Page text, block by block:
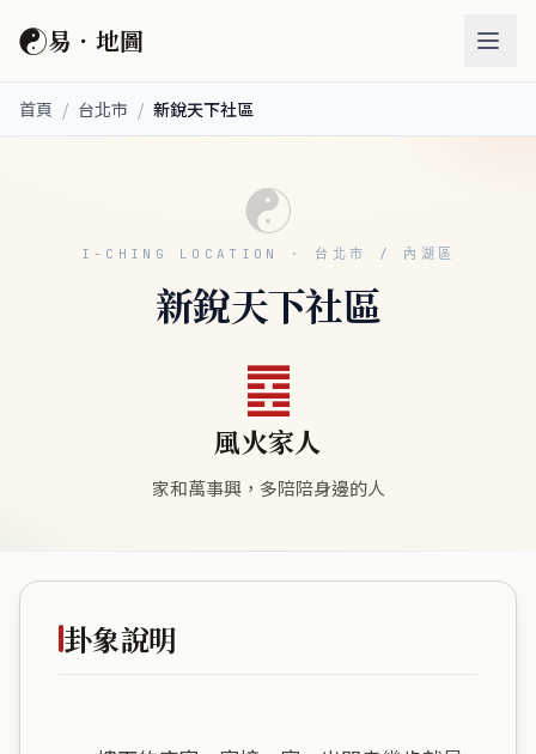
☯易．地圖
首頁 / 台北市 / 新銳天下社區
☯
I-CHING LOCATION · 台北市 / 內湖區
新銳天下社區
䷤
風火家人
家和萬事興，多陪陪身邊的人
卦象說明